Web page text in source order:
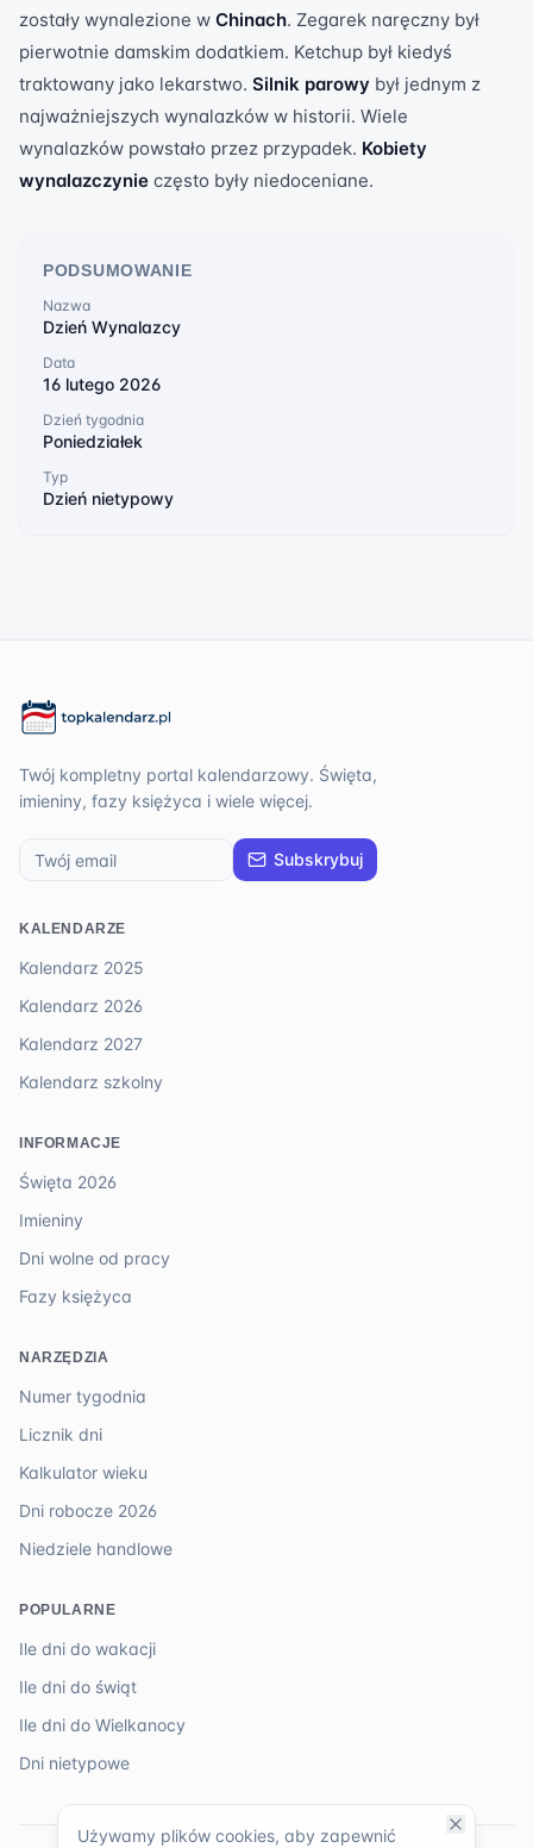
zostały wynalezione w Chinach. Zegarek naręczny był
pierwotnie damskim dodatkiem. Ketchup był kiedyś
traktowany jako lekarstwo. Silnik parowy był jednym z
najważniejszych wynalazków w historii. Wiele
wynalazków powstało przez przypadek. Kobiety
wynalazczynie często były niedoceniane.
PODSUMOWANIE
Nazwa
Dzień Wynalazcy
Data
16 lutego 2026
Dzień tygodnia
Poniedziałek
Typ
Dzień nietypowy
Twój kompletny portal kalendarzowy. Święta,
imieniny, fazy księżyca i wiele więcej.
Subskrybuj
KALENDARZE
Kalendarz 2025
Kalendarz 2026
Kalendarz 2027
Kalendarz szkolny
INFORMACJE
Święta 2026
Imieniny
Dni wolne od pracy
Fazy księżyca
NARZĘDZIA
Numer tygodnia
Licznik dni
Kalkulator wieku
Dni robocze 2026
Niedziele handlowe
POPULARNE
Ile dni do wakacji
Ile dni do świąt
Ile dni do Wielkanocy
Dni nietypowe
Używamy plików cookies, aby zapewnić